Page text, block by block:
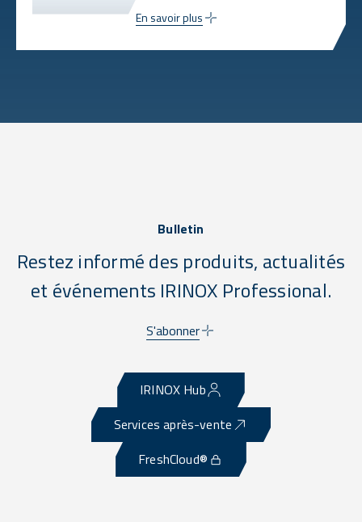
En savoir plus
Bulletin
Restez informé des produits, actualités
et événements IRINOX Professional.
S'abonner
IRINOX Hub
Services après-vente
FreshCloud®